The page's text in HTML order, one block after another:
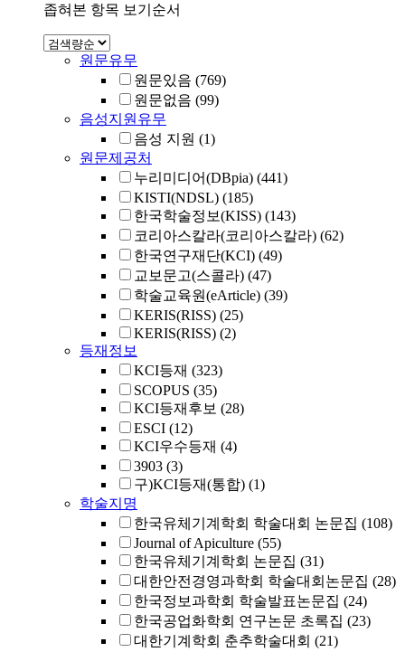
좁혀본 항목 보기순서
원문유무
원문있음 (769)
원문없음 (99)
음성지원유무
음성 지원 (1)
원문제공처
누리미디어(DBpia) (441)
KISTI(NDSL) (185)
한국학술정보(KISS) (143)
코리아스칼라(코리아스칼라) (62)
한국연구재단(KCI) (49)
교보문고(스콜라) (47)
학술교육원(eArticle) (39)
KERIS(RISS) (25)
KERIS(RISS) (2)
등재정보
KCI등재 (323)
SCOPUS (35)
KCI등재후보 (28)
ESCI (12)
KCI우수등재 (4)
3903 (3)
구)KCI등재(통합) (1)
학술지명
한국유체기계학회 학술대회 논문집 (108)
Journal of Apiculture (55)
한국유체기계학회 논문집 (31)
대한안전경영과학회 학술대회논문집 (28)
한국정보과학회 학술발표논문집 (24)
한국공업화학회 연구논문 초록집 (23)
대한기계학회 춘추학술대회 (21)